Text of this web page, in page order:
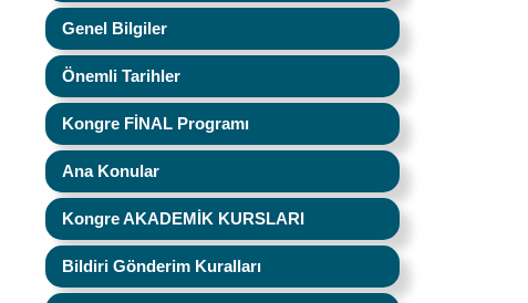
Genel Bilgiler
Önemli Tarihler
Kongre FİNAL Programı
Ana Konular
Kongre AKADEMİK KURSLARI
Bildiri Gönderim Kuralları